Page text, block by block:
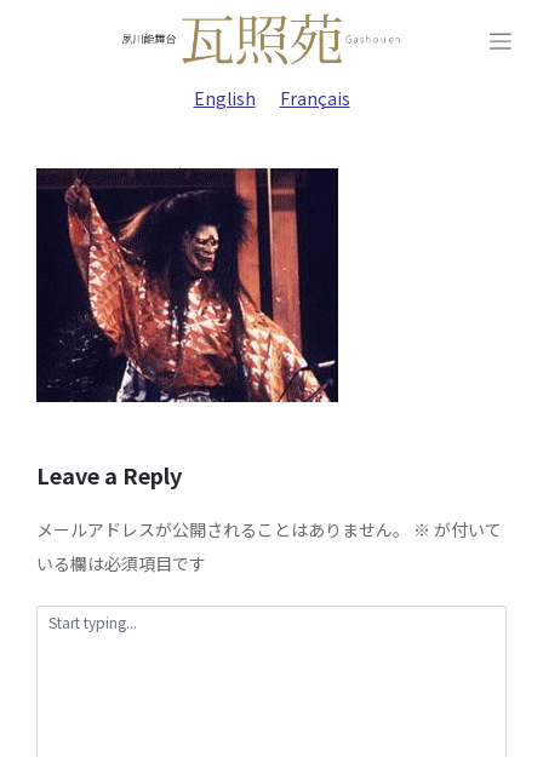
English Français
Leave a Reply
メールアドレスが公開されることはありません。 ※ が付いて
いる欄は必須項目です